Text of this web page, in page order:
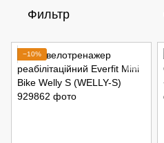
Фильтр
−10%